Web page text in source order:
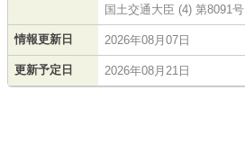
国土交通大臣 (4) 第8091号
情報更新日 2026年08月07日
更新予定日 2026年08月21日